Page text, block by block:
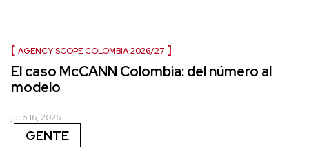
AGENCY SCOPE COLOMBIA 2026/27
El caso McCANN Colombia: del número al
modelo
julio 16, 2026
GENTE